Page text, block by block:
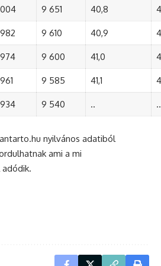
9 651 40,8
9 610 40,9
9 600 41,0
9 585 41,1
9 540 .. ..
nyilvános adatiból
ami a mi